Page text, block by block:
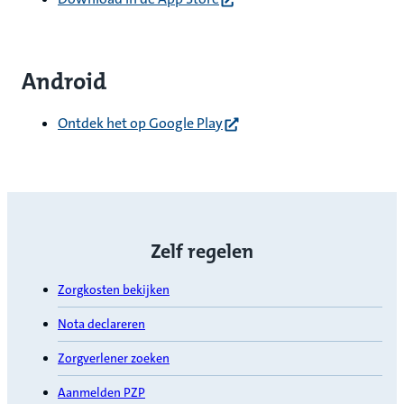
Android
Ontdek het op Google Play(opent in nieuw tabblad)
Zelf regelen
Zorgkosten bekijken
Nota declareren
Zorgverlener zoeken
Aanmelden PZP